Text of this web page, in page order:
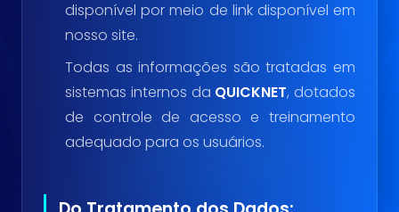
disponível por meio de link disponível em
nosso site.
Todas as informações são tratadas em
sistemas internos da QUICKNET, dotados
de controle de acesso e treinamento
adequado para os usuários.